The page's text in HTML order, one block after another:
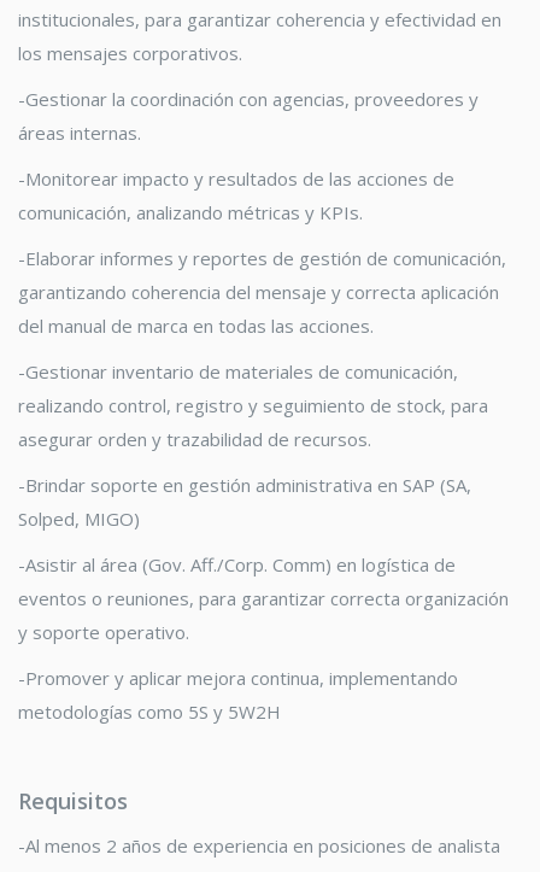
institucionales, para garantizar coherencia y efectividad en
los mensajes corporativos.
-Gestionar la coordinación con agencias, proveedores y
áreas internas.
-Monitorear impacto y resultados de las acciones de
comunicación, analizando métricas y KPIs.
-Elaborar informes y reportes de gestión de comunicación,
garantizando coherencia del mensaje y correcta aplicación
del manual de marca en todas las acciones.
-Gestionar inventario de materiales de comunicación,
realizando control, registro y seguimiento de stock, para
asegurar orden y trazabilidad de recursos.
-Brindar soporte en gestión administrativa en SAP (SA,
Solped, MIGO)
-Asistir al área (Gov. Aff./Corp. Comm) en logística de
eventos o reuniones, para garantizar correcta organización
y soporte operativo.
-Promover y aplicar mejora continua, implementando
metodologías como 5S y 5W2H
Requisitos
-Al menos 2 años de experiencia en posiciones de analista